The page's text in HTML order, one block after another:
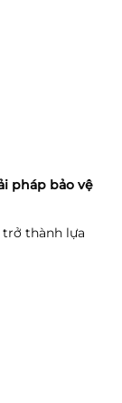
pháp bảo vệ
thành lựa